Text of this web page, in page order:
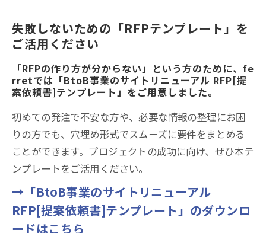
失敗しないための「RFPテンプレート」を
ご活用ください
「RFPの作り方が分からない」という方のために、fe
rretでは「BtoB事業のサイトリニューアル RFP[提
案依頼書]テンプレート」をご用意しました。
初めての発注で不安な方や、必要な情報の整理にお困
りの方でも、穴埋め形式でスムーズに要件をまとめる
ことができます。プロジェクトの成功に向け、ぜひ本テ
ンプレートをご活用ください。
→「BtoB事業のサイトリニューアル
RFP[提案依頼書]テンプレート」のダウンロ
ードはこちら